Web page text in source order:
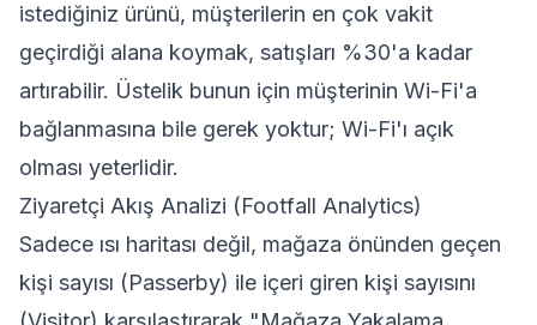
istediğiniz ürünü, müşterilerin en çok vakit
geçirdiği alana koymak, satışları %30'a kadar
artırabilir. Üstelik bunun için müşterinin Wi-Fi'a
bağlanmasına bile gerek yoktur; Wi-Fi'ı açık
olması yeterlidir.
Ziyaretçi Akış Analizi (Footfall Analytics)
Sadece ısı haritası değil, mağaza önünden geçen
kişi sayısı (Passerby) ile içeri giren kişi sayısını